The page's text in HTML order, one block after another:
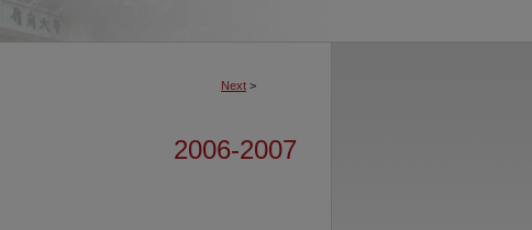
Next >
2006-2007